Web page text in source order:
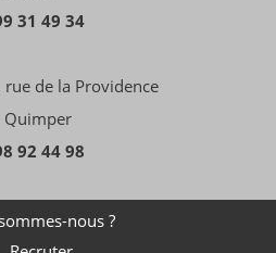
31 49 34
rue de la Providence
Quimper
92 44 98
nous ?